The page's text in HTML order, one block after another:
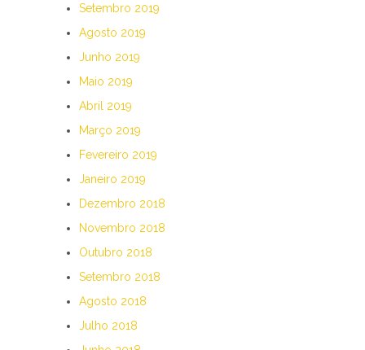
Setembro 2019
Agosto 2019
Junho 2019
Maio 2019
Abril 2019
Março 2019
Fevereiro 2019
Janeiro 2019
Dezembro 2018
Novembro 2018
Outubro 2018
Setembro 2018
Agosto 2018
Julho 2018